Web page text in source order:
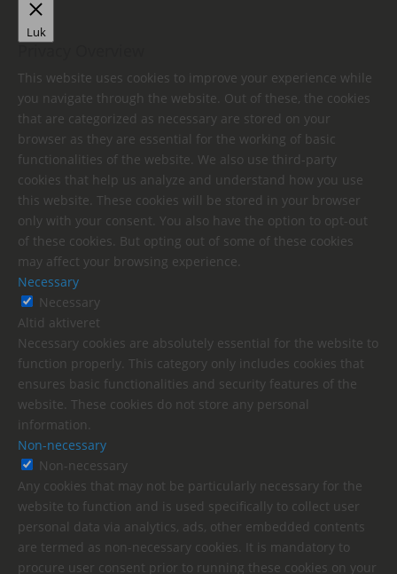
Luk
This website uses cookies to improve your experience while
you navigate through the website. Out of these, the cookies
that are categorized as necessary are stored on your
browser as they are essential for the working of basic
functionalities of the website. We also use third-party
cookies that help us analyze and understand how you use
this website. These cookies will be stored in your browser
only with your consent. You also have the option to opt-out
of these cookies. But opting out of some of these cookies
may affect your browsing experience.
Necessary
Necessary
Altid aktiveret
Necessary cookies are absolutely essential for the website to
function properly. This category only includes cookies that
ensures basic functionalities and security features of the
website. These cookies do not store any personal
information.
Non-necessary
Non-necessary
Any cookies that may not be particularly necessary for the
website to function and is used specifically to collect user
personal data via analytics, ads, other embedded contents
are termed as non-necessary cookies. It is mandatory to
procure user consent prior to running these cookies on your